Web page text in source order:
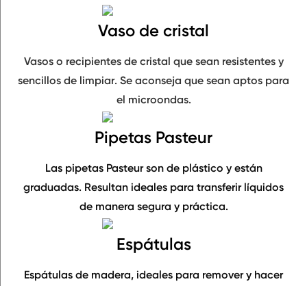
Vaso de cristal
Vasos o recipientes de cristal que sean resistentes y
sencillos de limpiar. Se aconseja que sean aptos para
el microondas.
Pipetas Pasteur
Las pipetas Pasteur son de plástico y están
graduadas. Resultan ideales para transferir líquidos
de manera segura y práctica.
Espátulas
Espátulas de madera, ideales para removery hacer